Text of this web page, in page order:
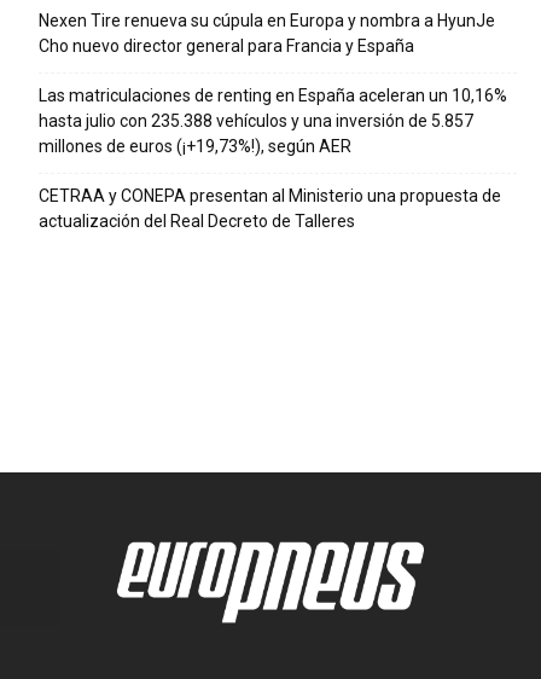
Nexen Tire renueva su cúpula en Europa y nombra a HyunJe
Cho nuevo director general para Francia y España
Las matriculaciones de renting en España aceleran un 10,16%
hasta julio con 235.388 vehículos y una inversión de 5.857
millones de euros (¡+19,73%!), según AER
CETRAA y CONEPA presentan al Ministerio una propuesta de
actualización del Real Decreto de Talleres